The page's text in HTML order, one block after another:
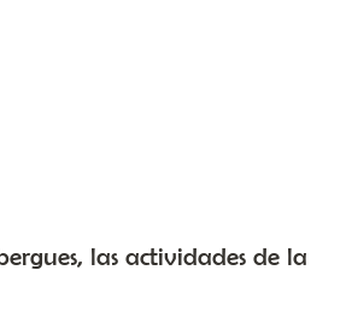
las actividades de la